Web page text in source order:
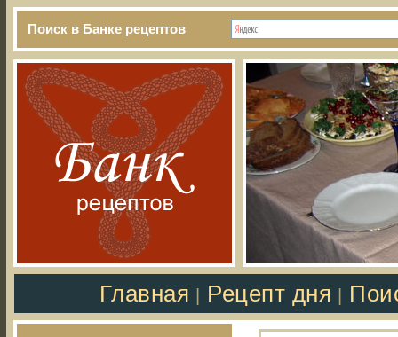
Поиск в Банке рецептов
Главная Рецепт дня